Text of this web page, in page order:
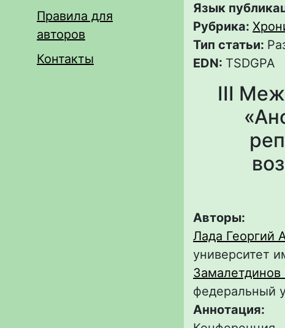
Правила для
авторов
Контакты
Язык
Рубрика:
Тип статьи:
EDN: TSDGPA
III
Авторы:
Лада Георгий
университет
федеральный
Аннотация: